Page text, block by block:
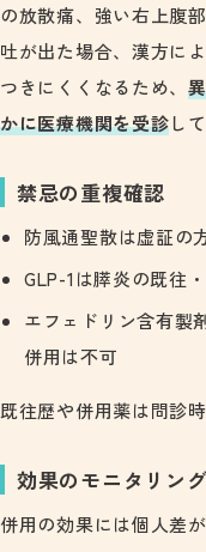
の放散痛、強い右上腹
吐が出た場合、漢方に
つきにくくなるため、
かに医療機関を受診し
禁忌の重複確認
防風通聖散は虚証の
GLP-1は膵炎の既往
エフェドリン含有製
併用は不可
既往歴や併用薬は問診
効果のモニタリング
併用の効果には個人差